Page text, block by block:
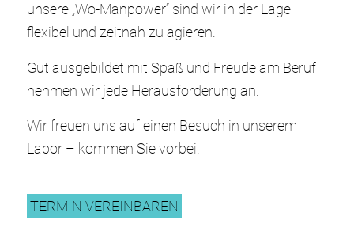
unsere „Wo-Manpower“ sind wir in der Lage
flexibel und zeitnah zu agieren.
Gut ausgebildet mit Spaß und Freude am Beruf
nehmen wir jede Herausforderung an.
Wir freuen uns auf einen Besuch in unserem
Labor – kommen Sie vorbei.
TERMIN VEREINBAREN